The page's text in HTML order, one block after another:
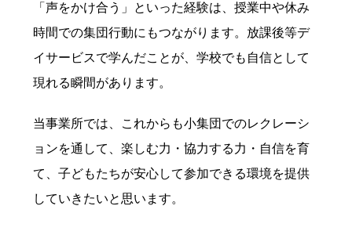
「声をかけ合う」といった経験は、授業中や休み
時間での集団行動にもつながります。放課後等デ
イサービスで学んだことが、学校でも自信として
現れる瞬間があります。
当事業所では、これからも小集団でのレクレーシ
ョンを通して、楽しむ力・協力する力・自信を育
て、子どもたちが安心して参加できる環境を提供
していきたいと思います。